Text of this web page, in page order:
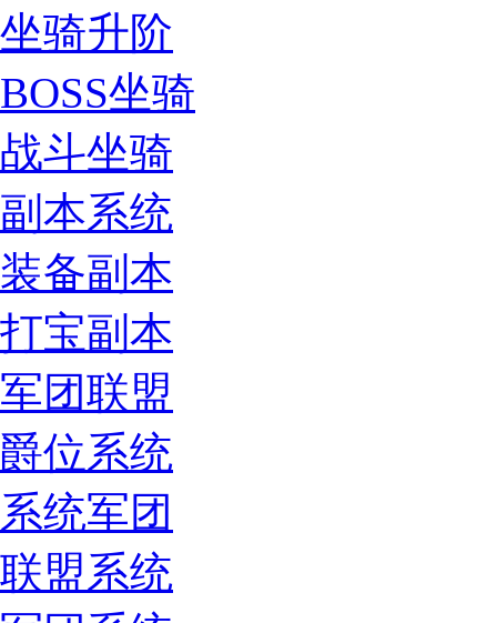
坐骑升阶
BOSS坐骑
战斗坐骑
副本系统
装备副本
打宝副本
军团联盟
爵位系统
系统军团
联盟系统